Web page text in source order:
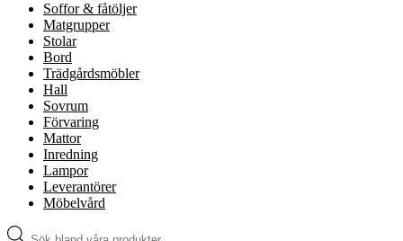
Soffor & fåtöljer
Matgrupper
Stolar
Bord
Trädgårdsmöbler
Hall
Sovrum
Förvaring
Mattor
Inredning
Lampor
Leverantörer
Möbelvård
Produktsökning